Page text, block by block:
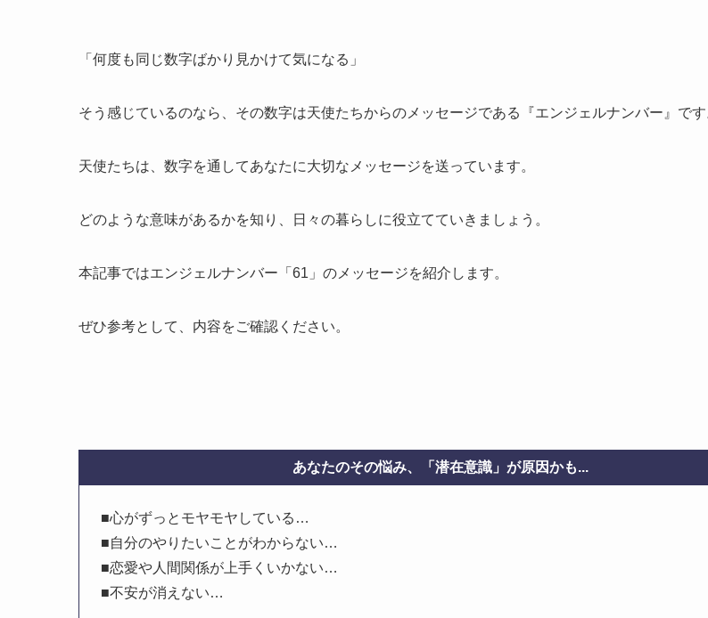
「何度も同じ数字ばかり見かけて気になる」
そう感じているのなら、その数字は天使たちからのメッセージである『エンジェルナンバー』です
天使たちは、数字を通してあなたに大切なメッセージを送っています。
どのような意味があるかを知り、日々の暮らしに役立てていきましょう。
本記事ではエンジェルナンバー「61」のメッセージを紹介します。
ぜひ参考として、内容をご確認ください。
あなたのその悩み、「潜在意識」が原因かも...
■心がずっとモヤモヤしている…
■自分のやりたいことがわからない…
■恋愛や人間関係が上手くいかない…
■不安が消えない…